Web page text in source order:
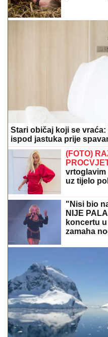
Stari običaj koji se
ispod jastuka prije
(FOTO)
vrtoglavim
uz tijelo
"Nisi bio
NIJE
koncertu
zamaha